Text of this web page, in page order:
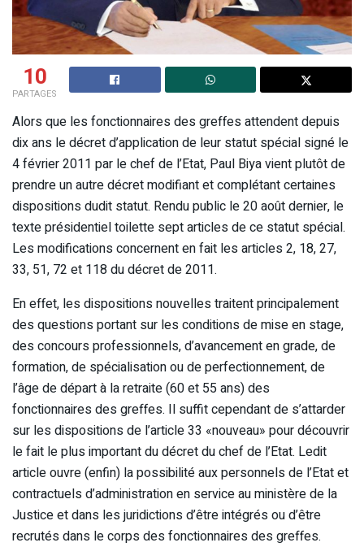
10
PARTAGES
Alors que les fonctionnaires des greffes attendent depuis
dix ans le décret d’application de leur statut spécial signé le
4 février 2011 par le chef de l’Etat, Paul Biya vient plutôt de
prendre un autre décret modifiant et complétant certaines
dispositions dudit statut. Rendu public le 20 août dernier, le
texte présidentiel toilette sept articles de ce statut spécial.
Les modifications concernent en fait les articles 2, 18, 27,
33, 51, 72 et 118 du décret de 2011.
En effet, les dispositions nouvelles traitent principalement
des questions portant sur les conditions de mise en stage,
des concours professionnels, d’avancement en grade, de
formation, de spécialisation ou de perfectionnement, de
l’âge de départ à la retraite (60 et 55 ans) des
fonctionnaires des greffes. Il suffit cependant de s’attarder
sur les dispositions de l’article 33 «nouveau» pour découvrir
le fait le plus important du décret du chef de l’Etat. Ledit
article ouvre (enfin) la possibilité aux personnels de l’Etat et
contractuels d’administration en service au ministère de la
Justice et dans les juridictions d’être intégrés ou d’être
recrutés dans le corps des fonctionnaires des greffes.